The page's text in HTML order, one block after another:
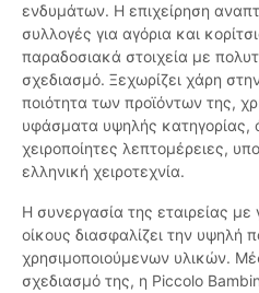
ενδυμάτων. Η επιχείρηση
συλλογές για αγόρια και
παραδοσιακά στοιχεία με
σχεδιασμό. Ξεχωρίζει χάρη
ποιότητα των προϊόντων της,
υφάσματα υψηλής κατηγορίας,
χειροποίητες λεπτομέρειες,
ελληνική χειροτεχνία.
Η συνεργασία της εταιρείας
οίκους διασφαλίζει την υψηλή
χρησιμοποιούμενων υλικών.
σχεδιασμό της, η Piccolo